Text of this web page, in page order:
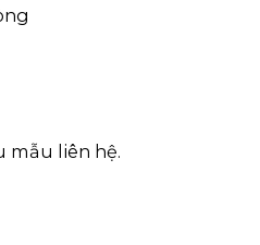
mẫu liên hệ.